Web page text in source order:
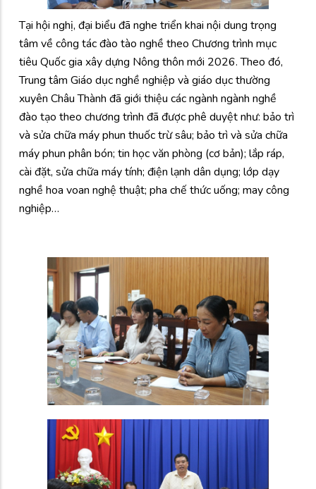
Tại hội nghị, đại biểu đã nghe triển khai nội dung trọng
tâm về công tác đào tào nghề theo Chương trình mục
tiêu Quốc gia xây dựng Nông thôn mới 2026. Theo đó,
Trung tâm Giáo dục nghề nghiệp và giáo dục thường
xuyên Châu Thành đã giới thiệu các ngành ngành nghề
đào tạo theo chương trình đã được phê duyệt như: bảo trì
và sửa chữa máy phun thuốc trừ sâu; bảo trì và sửa chữa
máy phun phân bón; tin học văn phòng (cơ bản); lắp ráp,
cài đặt, sửa chữa máy tính; điện lạnh dân dụng; lớp dạy
nghề hoa voan nghệ thuật; pha chế thức uống; may công
nghiệp…